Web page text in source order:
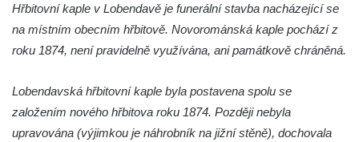
Římov
Křížová cesta Římov – XXV. kaple – Boží
hrob
Hřbitovní kaple v Lobendavě je funerální stavba nacházející se
na místním obecním hřbitově. Novorománská kaple pochází z
roku 1874, není pravidelně využívána, ani památkově chráněná.
Lobendavská hřbitovní kaple byla postavena spolu se
založením nového hřbitova roku 1874. Později nebyla
upravována (výjimkou je náhrobník na jižní stěně), dochovala